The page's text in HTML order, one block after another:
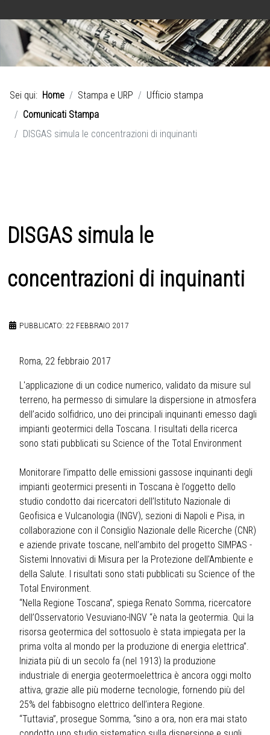
Sei qui: Home Stampa e URP
Ufficio stampa
Comunicati Stampa
DISGAS simula le concentrazioni di inquinanti
DISGAS simula le
concentrazioni di inquinanti
PUBBLICATO: 22 FEBBRAIO 2017
Roma, 22 febbraio 2017
L'applicazione di un codice numerico, validato da misure sul
terreno, ha permesso di simulare la dispersione in atmosfera
dell’acido solfidrico, uno dei principali inquinanti emesso dagli
impianti geotermici della Toscana. I risultati della ricerca
sono stati pubblicati su Science of the Total Environment
Monitorare l’impatto delle emissioni gassose inquinanti degli
impianti geotermici presenti in Toscana è l’oggetto dello
studio condotto dai ricercatori dell’Istituto Nazionale di
Geofisica e Vulcanologia (INGV), sezioni di Napoli e Pisa, in
collaborazione con il Consiglio Nazionale delle Ricerche (CNR)
e aziende private toscane, nell’ambito del progetto SIMPAS -
Sistemi Innovativi di Misura per la Protezione dell'Ambiente e
della Salute. I risultati sono stati pubblicati su Science of the
Total Environment.
“Nella Regione Toscana”, spiega Renato Somma, ricercatore
dell’Osservatorio Vesuviano-INGV “è nata la geotermia. Qui la
risorsa geotermica del sottosuolo è stata impiegata per la
prima volta al mondo per la produzione di energia elettrica”.
Iniziata più di un secolo fa (nel 1913) la produzione
industriale di energia geotermoelettrica è ancora oggi molto
attiva, grazie alle più moderne tecnologie, fornendo più del
25% del fabbisogno elettrico dell’intera Regione.
“Tuttavia”, prosegue Somma, “sino a ora, non era mai stato